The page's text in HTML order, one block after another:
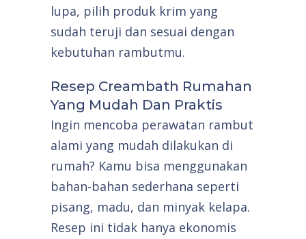
lupa, pilih produk krim yang
sudah teruji dan sesuai dengan
kebutuhan rambutmu.
Resep Creambath Rumahan
Yang Mudah Dan Praktis
Ingin mencoba perawatan rambut
alami yang mudah dilakukan di
rumah? Kamu bisa menggunakan
bahan-bahan sederhana seperti
pisang, madu, dan minyak kelapa.
Resep ini tidak hanya ekonomis